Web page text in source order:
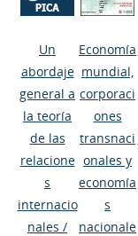
Un
abordaje
general a
la teoría
de las
relacione
s
internacio
nales /
Economía
mundial,
corporaci
ones
transnaci
onales y
economía
s
nacionale